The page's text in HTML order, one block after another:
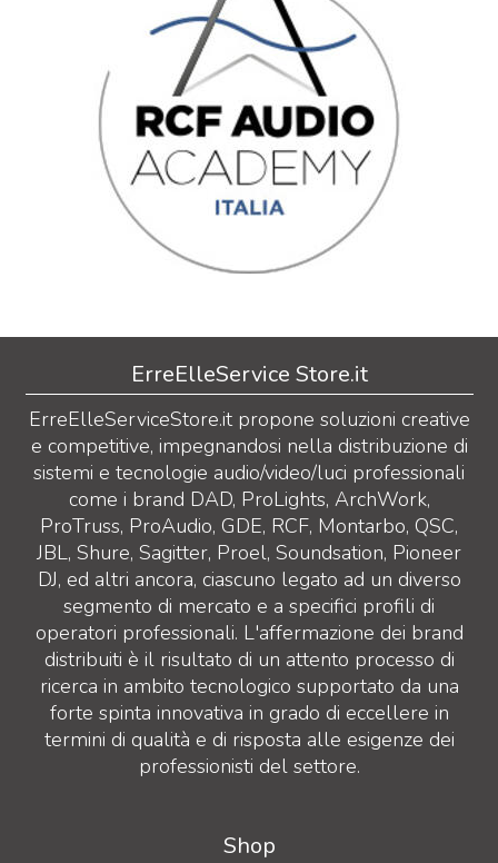
ErreElleService Store.it
ErreElleServiceStore.it propone soluzioni creative
e competitive, impegnandosi nella distribuzione di
sistemi e tecnologie audio/video/luci professionali
come i brand DAD, ProLights, ArchWork,
ProTruss, ProAudio, GDE, RCF, Montarbo, QSC,
JBL, Shure, Sagitter, Proel, Soundsation, Pioneer
DJ, ed altri ancora, ciascuno legato ad un diverso
segmento di mercato e a specifici profili di
operatori professionali. L'affermazione dei brand
distribuiti è il risultato di un attento processo di
ricerca in ambito tecnologico supportato da una
forte spinta innovativa in grado di eccellere in
termini di qualità e di risposta alle esigenze dei
professionisti del settore.
Shop